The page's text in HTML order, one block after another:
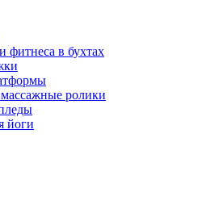
фитнеса в бухтах
ролики
йоги